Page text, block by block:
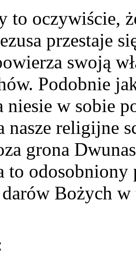
to oczywiście,
przestaje
swoją
Podobnie
niesie w sobie
nasze religijne
grona
to
Bożych